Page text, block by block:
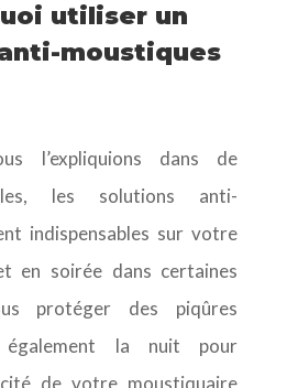
utiliser un
moustiques
l’expliquions dans de
les solutions anti-
indispensables sur votre
en soirée dans certaines
protéger des piqûres
également la nuit pour
de votre moustiquaire